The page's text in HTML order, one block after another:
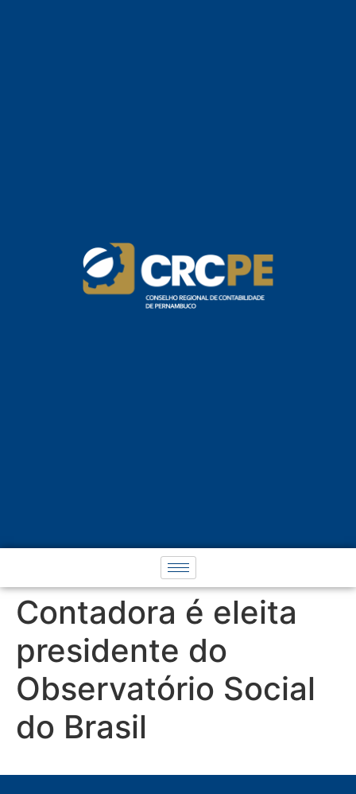
Contadora é eleita
presidente do
Observatório Social
do Brasil